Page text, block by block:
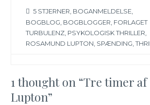
5 STJERNER, BOGANMELDELSE,
BOGBLOG, BOGBLOGGER, FORLAGET
TURBULENZ, PSYKOLOGISK THRILLER,
ROSAMUND LUPTON, SPÆNDING,
1 thought on “Tre timer af
Lupton”